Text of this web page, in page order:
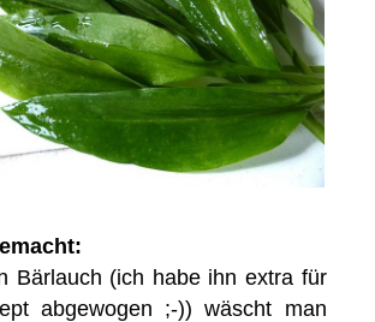
Bärlauch (ich habe ihn extra für
abgewogen ;-)) wäscht man